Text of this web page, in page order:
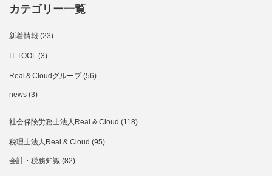
カテゴリー一覧
新着情報 (23)
IT TOOL (3)
Real＆Cloudグループ(56)
news (3)
社会保険労務士法人Real & Cloud (118)
税理士法人Real & Cloud (95)
会計・税務知識 (82)